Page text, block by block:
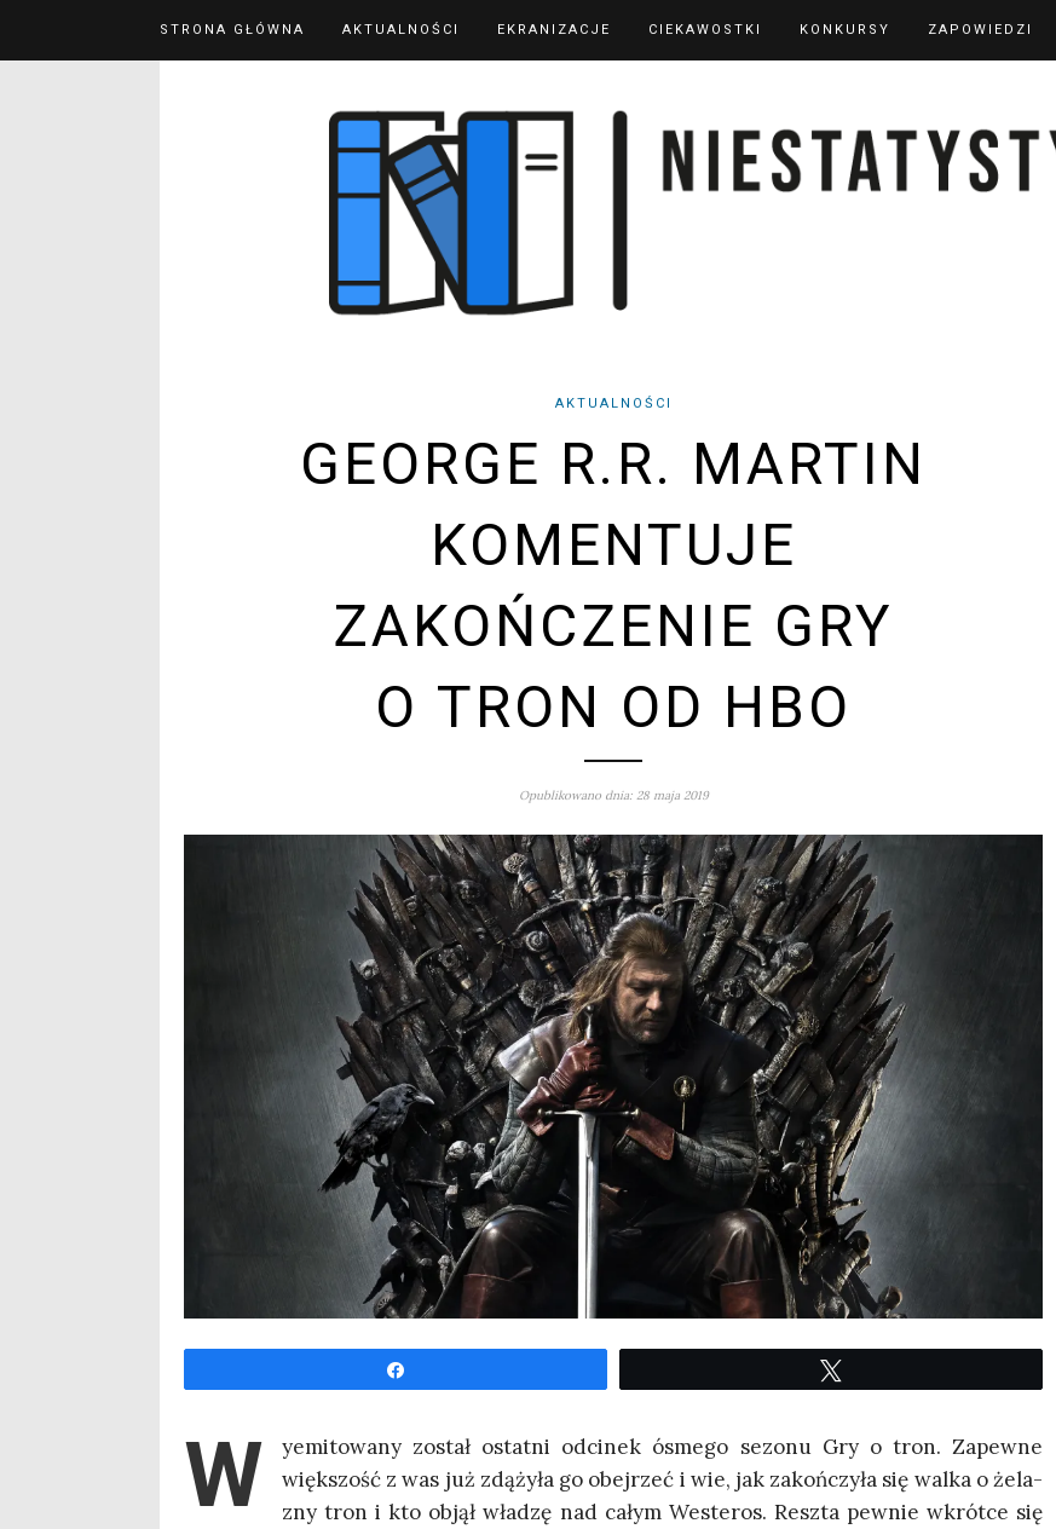
STRONA GŁÓWNA AKTUALNOŚCI EKRANIZACJE CIEKAWOSTKI KONKURSY ZAPOWIEDZI
AKTUALNOŚCI
GEORGE R.R. MARTIN
KOMENTUJE
ZAKOŃCZENIE GRY
O TRON OD HBO
Opublikowano dnia: 28 maja 2019
W
yemi­to­wa­ny został ostat­ni odci­nek ósme­go sezo­nu Gry o tron. Zapew­ne
więk­szość z was już zdą­ży­ła go obej­rzeć i wie, jak zakoń­czy­ła się wal­ka o żela­
zny tron i kto objął wła­dzę nad całym Weste­ros. Resz­ta pew­nie wkrót­ce się